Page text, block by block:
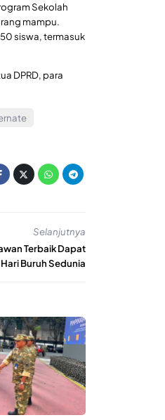
Sekolah
mampu.
siswa, termasuk
DPRD, para
Selanjutnya
Terbaik Dapat
Buruh Sedunia